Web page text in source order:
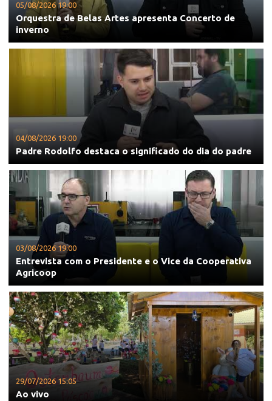
05/08/2026 19:00
Orquestra de Belas Artes apresenta Concerto de
inverno
04/08/2026 19:00
Padre Rodolfo destaca o significado do dia do padre
03/08/2026 19:00
Entrevista com o Presidente e o Vice da Cooperativa
Agricoop
29/07/2026 15:05
Ao vivo